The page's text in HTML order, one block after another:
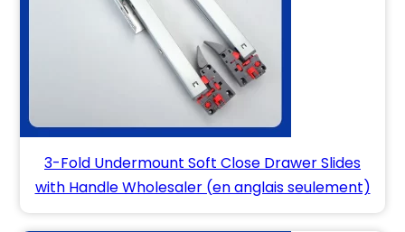
3-Fold Undermount Soft Close Drawer Slides
with Handle Wholesaler (en anglais seulement)